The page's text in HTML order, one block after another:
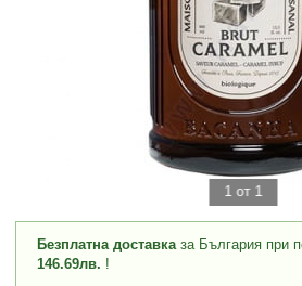
1 от 1
Безплатна доставказа България при
146.69лв. !